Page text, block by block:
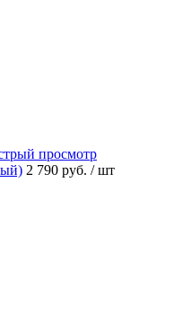
просмотр
2 790 руб. / шт